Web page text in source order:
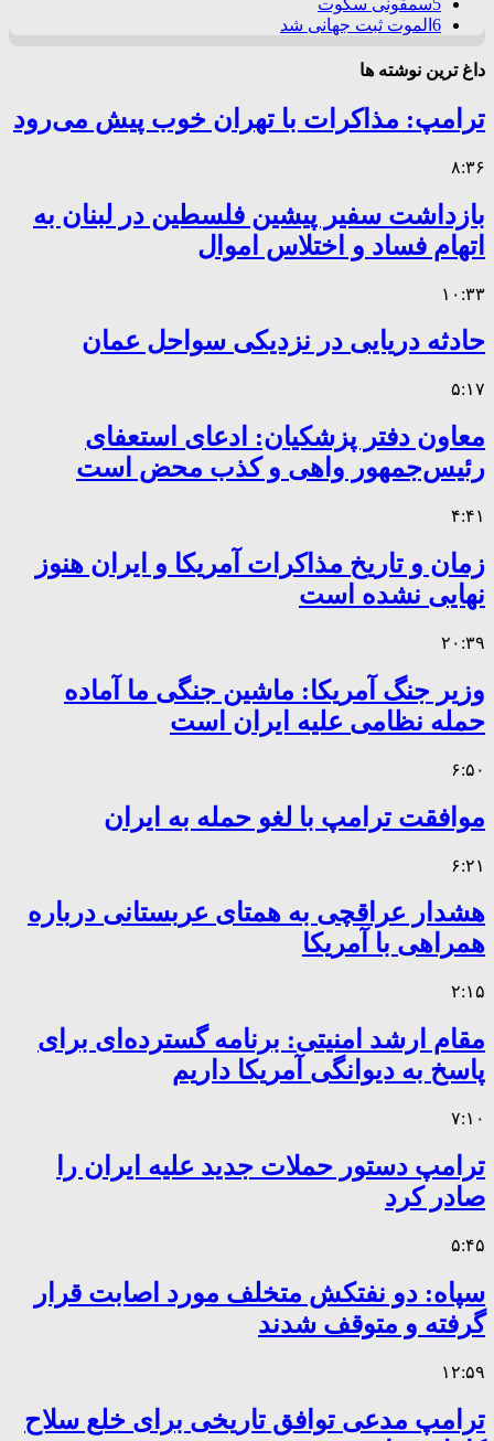
5سمفونی سکوت
6 الموت ثبت جهانی شد
داغ ترین نوشته ها
ترامپ: مذاکرات با تهران خوب پیش می‌رود
۸:۳۶
بازداشت سفیر پیشین فلسطین در لبنان به
اتهام فساد و اختلاس اموال
۱۰:۳۳
حادثه دریایی در نزدیکی سواحل عمان
۵:۱۷
معاون دفتر پزشکیان: ادعای استعفای
رئیس‌جمهور واهی و کذب محض است
۴:۴۱
زمان و تاریخ مذاکرات آمریکا و ایران هنوز
نهایی نشده است
۲۰:۳۹
وزیر جنگ آمریکا: ماشین جنگی ما آماده
حمله نظامی علیه ایران است
۶:۵۰
موافقت ترامپ با لغو حمله به ایران
۶:۲۱
هشدار عراقچی به همتای عربستانی درباره
همراهی با آمریکا
۲:۱۵
مقام ارشد امنیتی: برنامه گسترده‌ای برای
پاسخ به دیوانگی آمریکا داریم
۷:۱۰
ترامپ دستور حملات جدید علیه ایران را
صادر کرد
۵:۴۵
سپاه: دو نفتکش متخلف مورد اصابت قرار
گرفته و متوقف شدند
۱۲:۵۹
ترامپ مدعی توافق تاریخی برای خلع سلاح